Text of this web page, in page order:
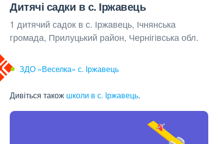
Дитячі садки в с. Іржавець
1 дитячий садок в с. Іржавець, Ічнянська
громада, Прилуцький район, Чернігівська обл.
ЗДО «Веселка» с. Іржавець
Дивіться також школи в с. Іржавець.